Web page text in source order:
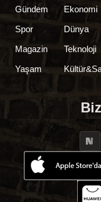
Gündem
Spor
Magazin
Yaşam
Ekonomi
Dünya
Teknoloji